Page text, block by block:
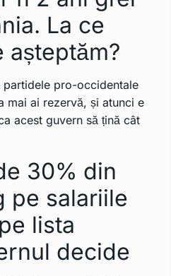
La ce
așteptăm?
partidele pro-occidentale
mai ai rezervă, și atunci e
acest guvern să țină cât
30% din
pe salariile
lista
decide